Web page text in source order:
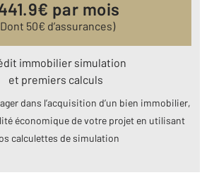
€ par mois
50€ d’assurances)
immobilier simulation
et premiers calculs
dans l’acquisition d’un bien immobilier,
économique de votre projet en utilisant
calculettes de simulation